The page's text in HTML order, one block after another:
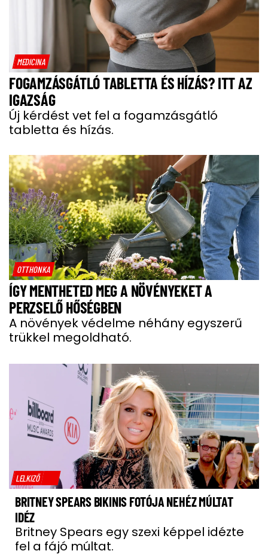
MEDICINA
FOGAMZÁSGÁTLÓ TABLETTA ÉS HÍZÁS? ITT AZ
IGAZSÁG
Új kérdést vet fel a fogamzásgátló
tabletta és hízás.
OTTHONKA
ÍGY MENTHETED MEG A NÖVÉNYEKET A
PERZSELŐ HŐSÉGBEN
A növények védelme néhány egyszerű
trükkel megoldható.
LELKIZŐ
BRITNEY SPEARS BIKINIS FOTÓJA NEHÉZ MÚLTAT
IDÉZ
Britney Spears egy szexi képpel idézte
fel a fájó múltat.